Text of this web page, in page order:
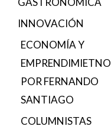
INNOVACIÓN
ECONOMÍA Y
EMPRENDIMIETNO
POR FERNANDO
SANTIAGO
COLUMNISTAS